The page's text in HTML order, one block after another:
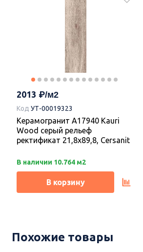
2013
Код УТ-00019323
Керамогранит A17940 Kauri
Wood серый рельеф
ректификат 21,8х89,8, Cersanit
В наличии 10.764 м2
В корзину
Похожие товары